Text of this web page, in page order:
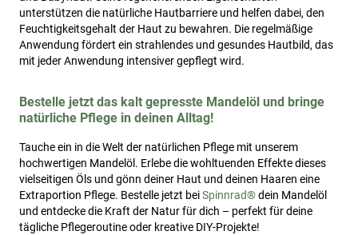
unterstützen die natürliche Hautbarriere und helfen dabei, den
Feuchtigkeitsgehalt der Haut zu bewahren. Die regelmäßige
Anwendung fördert ein strahlendes und gesundes Hautbild, das
mit jeder Anwendung intensiver gepflegt wird.
Bestelle jetzt das kalt gepresste Mandelöl und bringe
natürliche Pflege in deinen Alltag!
Tauche ein in die Welt der natürlichen Pflege mit unserem
hochwertigen Mandelöl. Erlebe die wohltuenden Effekte dieses
vielseitigen Öls und gönn deiner Haut und deinen Haaren eine
Extraportion Pflege. Bestelle jetzt beiSpinnrad®dein Mandelöl
und entdecke die Kraft der Natur für dich – perfekt für deine
tägliche Pflegeroutine oder kreative DIY-Projekte!